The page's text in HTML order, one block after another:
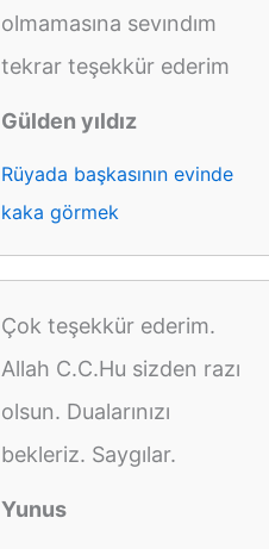
olmamasına sevındım
tekrar teşekkür ederim
Gülden yıldız
Rüyada başkasının evinde
kaka görmek
Çok teşekkür ederim.
Allah C.C.Hu sizden razı
olsun. Dualarınızı
bekleriz. Saygılar.
Yunus